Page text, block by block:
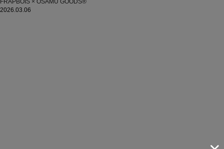
2026.03.06